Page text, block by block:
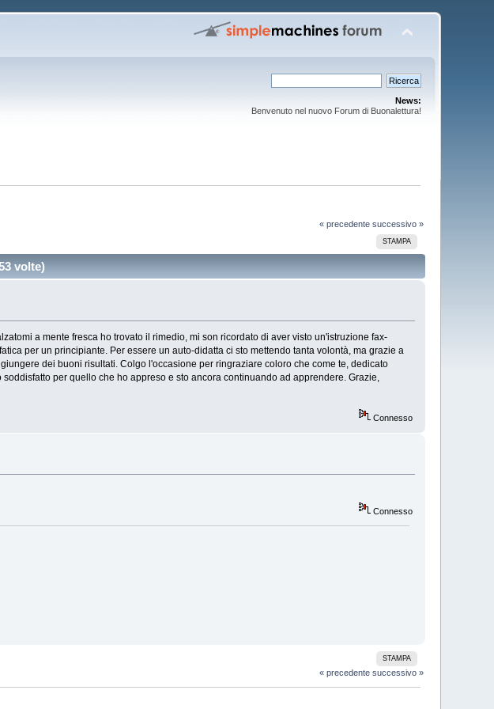
News:
Benvenuto nel nuovo Forum di Buonalettura!
« precedente successivo »
STAMPA
volte)
a mente fresca ho trovato il rimedio, mi son ricordato di aver visto un'istruzione fax-
per un principiante. Per essere un auto-didatta ci sto mettendo tanta volontà, ma grazie a
dei buoni risultati. Colgo l'occasione per ringraziare coloro che come te, dedicato
per quello che ho appreso e sto ancora continuando ad apprendere. Grazie,
Connesso
Connesso
STAMPA
« precedente successivo »